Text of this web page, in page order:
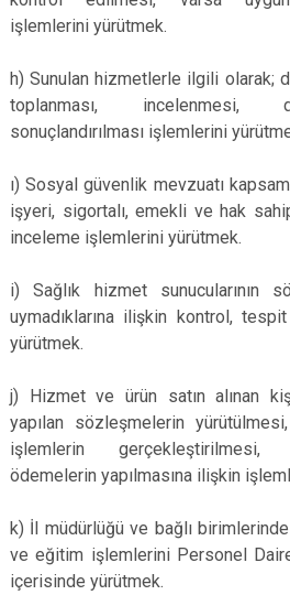
işlemlerini yürütmek.
h) Sunulan hizmetlerle ilgili olarak;
toplanması, incelenmesi,
sonuçlandırılması işlemlerini
ı) Sosyal güvenlik mevzuatı
işyeri, sigortalı, emekli ve hak
inceleme işlemlerini yürütmek.
i) Sağlık hizmet sunucularının
uymadıklarına ilişkin kontrol,
yürütmek.
j) Hizmet ve ürün satın alınan
yapılan sözleşmelerin
işlemlerin gerçekleştirilmesi,
ödemelerin yapılmasına ilişkin
k) İl müdürlüğü ve bağlı
ve eğitim işlemlerini Personel
içerisinde yürütmek.